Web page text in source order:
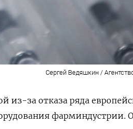
Сергей Ведяшкин /
из-за отказа ряда
фарминдустрии.